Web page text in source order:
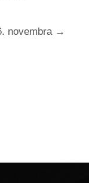
novembra →